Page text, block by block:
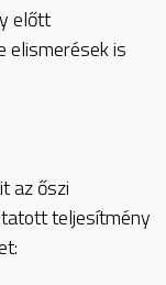
előtt
elismerések is
az őszi
teljesítmény